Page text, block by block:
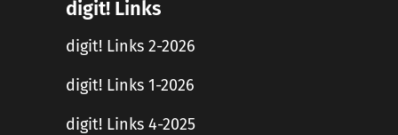
digit! Links
digit! Links 2-2026
digit! Links 1-2026
digit! Links 4-2025